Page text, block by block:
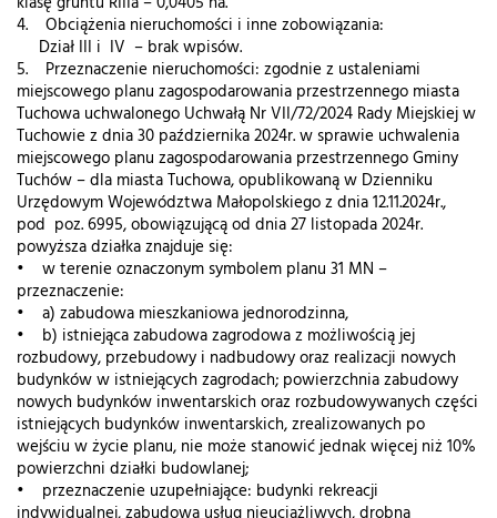
4. Obciążenia nieruchomości i inne zobowiązania:
Dział III i IV – brak wpisów.
5. Przeznaczenie nieruchomości: zgodnie z ustaleniami
miejscowego planu zagospodarowania przestrzennego miasta
Tuchowa uchwalonego Uchwałą Nr VII/72/2024 Rady Miejskiej w
Tuchowie z dnia 30 października 2024r. w sprawie uchwalenia
miejscowego planu zagospodarowania przestrzennego Gminy
Tuchów – dla miasta Tuchowa, opublikowaną w Dzienniku
Urzędowym Województwa Małopolskiego z dnia 12.11.2024r.,
pod poz. 6995, obowiązującą od dnia 27 listopada 2024r.
powyższa działka znajduje się:
• w terenie oznaczonym symbolem planu 31 MN –
przeznaczenie:
• a) zabudowa mieszkaniowa jednorodzinna,
• b) istniejąca zabudowa zagrodowa z możliwością jej
rozbudowy, przebudowy i nadbudowy oraz realizacji nowych
budynków w istniejących zagrodach; powierzchnia zabudowy
nowych budynków inwentarskich oraz rozbudowywanych części
istniejących budynków inwentarskich, zrealizowanych po
wejściu w życie planu, nie może stanowić jednak więcej niż 10%
powierzchni działki budowlanej;
• przeznaczenie uzupełniające: budynki rekreacji